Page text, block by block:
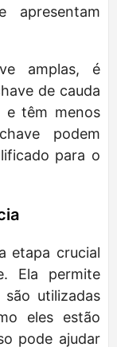
apresentam
amplas, é
de cauda
e têm menos
podem
para o
etapa crucial
Ela permite
utilizadas
eles estão
pode ajudar